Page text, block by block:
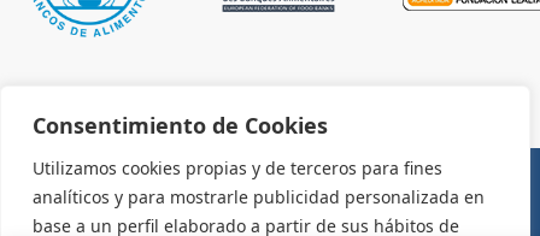
Consentimiento de Cookies
Utilizamos cookies propias y de terceros para fines
analíticos y para mostrarle publicidad personalizada en
base a un perfil elaborado a partir de sus hábitos de
AVISO LEGAL Y CONDICIONES DE USO